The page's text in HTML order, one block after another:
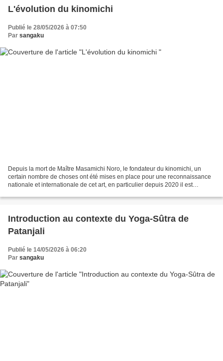
L'évolution du kinomichi
Publié le 28/05/2026 à 07:50
Par sangaku
Depuis la mort de Maître Masamichi Noro, le fondateur du kinomichi, un
certain nombre de choses ont été mises en place pour une reconnaissance
nationale et internationale de cet art, en particulier depuis 2020 il est
Introduction au contexte du Yoga-Sûtra de
Patanjali
Publié le 14/05/2026 à 06:20
Par sangaku